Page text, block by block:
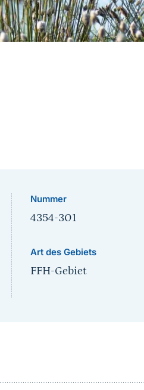
Nummer
4354-301
Art des Gebiets
FFH-Gebiet